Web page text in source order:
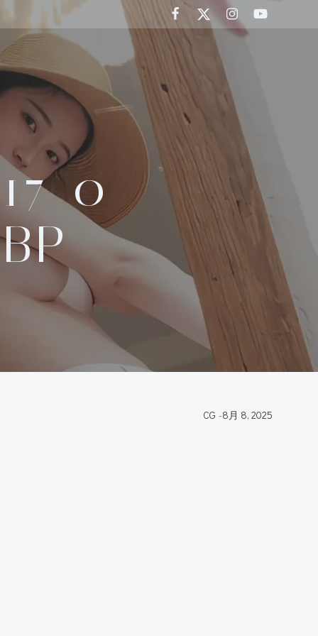
0-
CG -8月 8, 2025